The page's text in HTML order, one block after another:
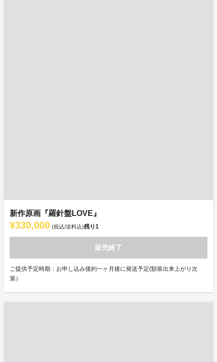
新作原画『羅針盤LOVE』
¥330,000 (税込/送料込)残り1
販売終了
ご提供予定時期：お申し込み後約一ヶ月後に発送予定(額装出来上がり次
第）